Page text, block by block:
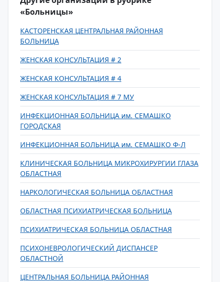
«Больницы»
КАСТОРЕНСКАЯ ЦЕНТРАЛЬНАЯ РАЙОННАЯ
БОЛЬНИЦА
ЖЕНСКАЯ КОНСУЛЬТАЦИЯ # 2
ЖЕНСКАЯ КОНСУЛЬТАЦИЯ # 4
ЖЕНСКАЯ КОНСУЛЬТАЦИЯ # 7 МУ
ИНФЕКЦИОННАЯ БОЛЬНИЦА им. СЕМАШКО
ГОРОДСКАЯ
ИНФЕКЦИОННАЯ БОЛЬНИЦА им. СЕМАШКО Ф-Л
КЛИНИЧЕСКАЯ БОЛЬНИЦА МИКРОХИРУРГИИ ГЛАЗА
ОБЛАСТНАЯ
НАРКОЛОГИЧЕСКАЯ БОЛЬНИЦА ОБЛАСТНАЯ
ОБЛАСТНАЯ ПСИХИАТРИЧЕСКАЯ БОЛЬНИЦА
ПСИХИАТРИЧЕСКАЯ БОЛЬНИЦА ОБЛАСТНАЯ
ПСИХОНЕВРОЛОГИЧЕСКИЙ ДИСПАНСЕР
ОБЛАСТНОЙ
ЦЕНТРАЛЬНАЯ БОЛЬНИЦА РАЙОННАЯ